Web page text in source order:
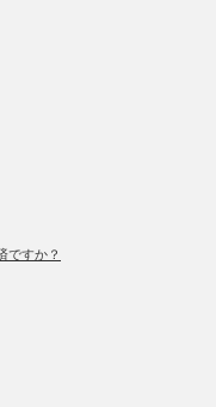
ですか？